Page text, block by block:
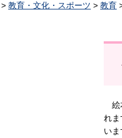
> 教育・文化・スポーツ > 教育
絵
れま
い